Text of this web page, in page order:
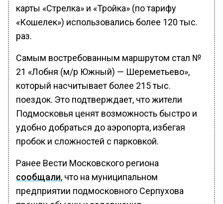
карты «Стрелка» и «Тройка» (по тарифу
«Кошелек») использовались более 120 тыс.
раз.
Самым востребованным маршрутом стал №
21 «Лобня (м/р Южный) — Шереметьево»,
который насчитывает более 215 тыс.
поездок. Это подтверждает, что жители
Подмосковья ценят возможность быстро и
удобно добраться до аэропорта, избегая
пробок и сложностей с парковкой.
Ранее Вести Московского региона
сообщали, что на муниципальном
предприятии подмосковного Серпухова